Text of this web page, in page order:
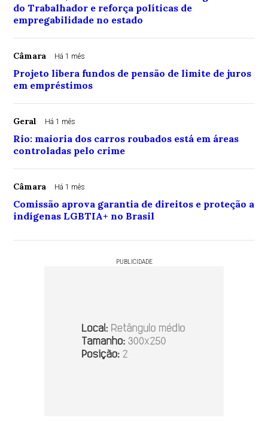
do Trabalhador e reforça políticas de
empregabilidade no estado
Câmara Há 1 mês
Projeto libera fundos de pensão de limite de juros
em empréstimos
Geral Há 1 mês
Rio: maioria dos carros roubados está em áreas
controladas pelo crime
Câmara Há 1 mês
Comissão aprova garantia de direitos e proteção a
indígenas LGBTIA+ no Brasil
PUBLICIDADE